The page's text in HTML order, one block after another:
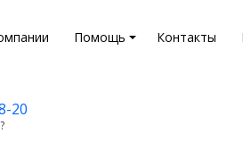
Помощь Контакты
20